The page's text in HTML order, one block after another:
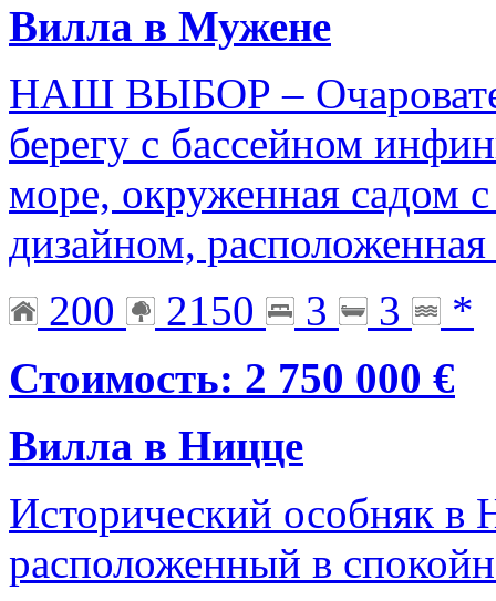
Вилла в Мужене
НАШ ВЫБОР –
берегу с бассейном
море, окруженная садом
дизайном,
200
2150 3 3
*
Стоимость: 2 750 000 €
Вилла в Ницце
Исторический особняк в
расположенный в